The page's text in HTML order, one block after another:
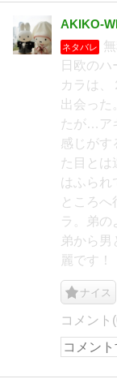
AKIKO-
ネタバレ
日欧の
カラは、
出会った
たが…ア
感じがす
た目とは
はふられ
ところへ
ラ。弟の
弟から
麗です！
ナイス
コメント